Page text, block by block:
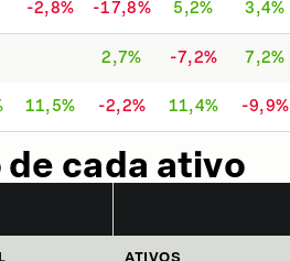
-2,8% -17,8% 5,2% 3,4%
2,7% -7,2% 7,2%
11,5% -2,2% 11,4% -9,9%
cada ativo
ATIVOS